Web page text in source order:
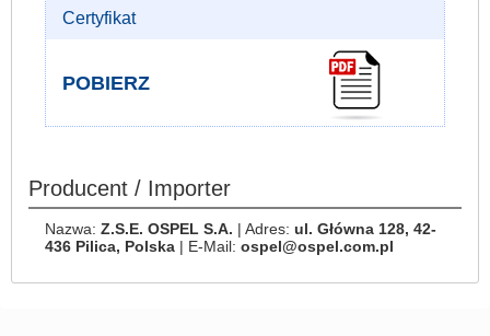
Certyfikat
POBIERZ
Producent / Importer
Nazwa: Z.S.E. OSPEL S.A. | Adres: ul. Główna 128, 42-
436 Pilica, Polska | E-Mail: ospel@ospel.com.pl